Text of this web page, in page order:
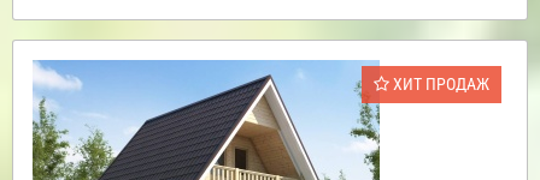
ХИТ ПРОДАЖ